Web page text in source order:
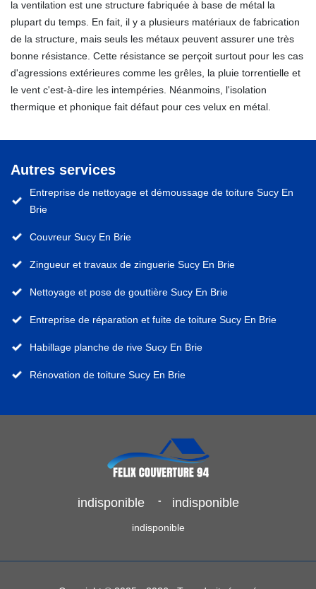
la ventilation est une structure fabriquée à base de métal la
plupart du temps. En fait, il y a plusieurs matériaux de fabrication
de la structure, mais seuls les métaux peuvent assurer une très
bonne résistance. Cette résistance se perçoit surtout pour les cas
d'agressions extérieures comme les grêles, la pluie torrentielle et
le vent c'est-à-dire les intempéries. Néanmoins, l'isolation
thermique et phonique fait défaut pour ces velux en métal.
Autres services
Entreprise de nettoyage et démoussage de toiture Sucy En
Brie
Couvreur Sucy En Brie
Zingueur et travaux de zinguerie Sucy En Brie
Nettoyage et pose de gouttière Sucy En Brie
Entreprise de réparation et fuite de toiture Sucy En Brie
Habillage planche de rive Sucy En Brie
Rénovation de toiture Sucy En Brie
indisponible - indisponible
indisponible